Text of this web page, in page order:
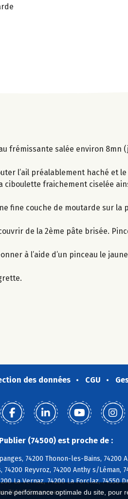
performance optimale du site,
frémissante salée environ 8mn
l’ail préalablement haché et
fraichement ciselée
fine couche de moutarde sur la
de la 2ème pâte brisée.
à l’aide d’un pinceau le
des données CGU
(74500) est proche de :
74200 Thonon-les-Bains,
Reyvroz, 74200 Anthy s/Léman,
La Vernaz, 74200 La Forclaz,
74140 Excenevex